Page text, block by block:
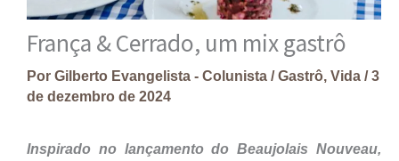
França & Cerrado, um mix gastrô
Por Gilberto Evangelista - Colunista /Gastrô Vida /3
de dezembro de 2024
Inspirado no lançamento do Beaujolais Nouveau,